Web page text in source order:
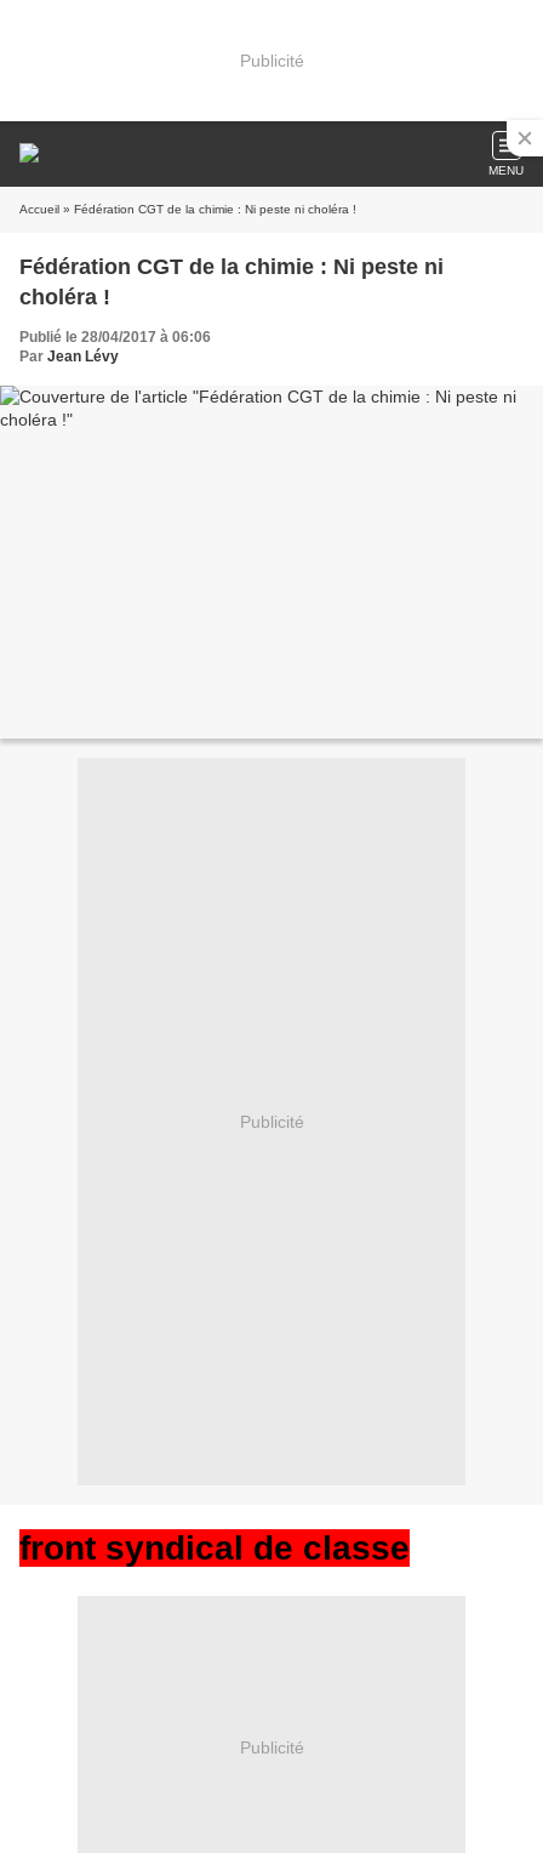
Publicité
MENU
Accueil » Fédération CGT de la chimie : Ni peste ni choléra !
Fédération CGT de la chimie : Ni peste ni
choléra !
Publié le 28/04/2017 à 06:06
Par Jean Lévy
Publicité
front syndical de classe
Publicité